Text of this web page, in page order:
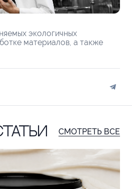
экологичных
материалов, а также
СМОТРЕТЬ ВСЕ